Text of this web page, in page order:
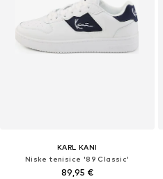
KARL KANI
Niske tenisice '89 Classic'
89,95 €